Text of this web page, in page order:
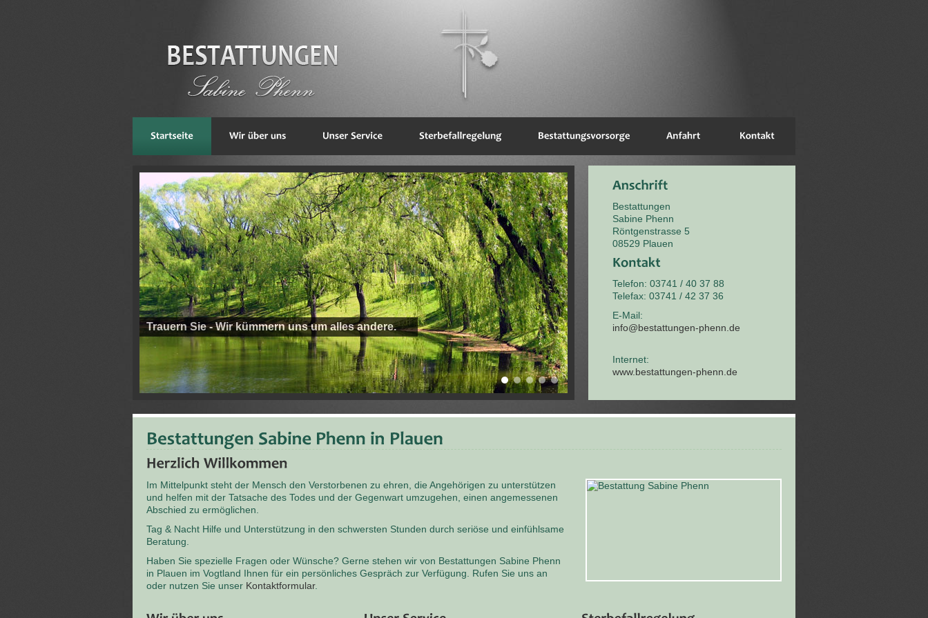
Bestattungen
Sabine Phenn
Röntgenstrasse 5
08529 Plauen
Telefon: 03741 / 40 37 88
Telefax: 03741 / 42 37 36
E-Mail:
info@bestattungen-phenn.de
Internet:
www.bestattungen-phenn.de
Trauern Sie - Wir kümmern uns um alles andere.
Im Mittelpunkt steht der Mensch den Verstorbenen zu ehren, die Angehörigen zu unterstützen
und helfen mit der Tatsache des Todes und der Gegenwart umzugehen, einen angemessenen
Abschied zu ermöglichen.
Tag & Nacht Hilfe und Unterstützung in den schwersten Stunden durch seriöse und einfühlsame
Beratung.
Haben Sie spezielle Fragen oder Wünsche? Gerne stehen wir von Bestattungen Sabine Phenn
in Plauen im Vogtland Ihnen für ein persönliches Gespräch zur Verfügung. Rufen Sie uns an
oder nutzen Sie unser Kontaktformular.